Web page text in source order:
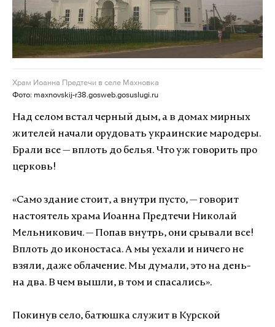
Храм Иоанна Предтечи в селе Махновка
Фото: maxnovskij-r38.gosweb.gosuslugi.ru
Над селом встал черный дым, а в домах мирных
жителей начали орудовать украинские мародеры.
Брали все— вплоть до белья. Что уж говорить про
церковь!
«Само здание стоит, а внутри пусто,— говорит
настоятель храма Иоанна Предтечи Николай
Мельникович. — Попав внутрь, они срывали все!
Вплоть до иконостаса. А мы уехали и ничего не
взяли, даже облачение. Мы думали, это на день-
на два. В чем вышли, в том и спасались».
Покинув село, батюшка служит в Курской